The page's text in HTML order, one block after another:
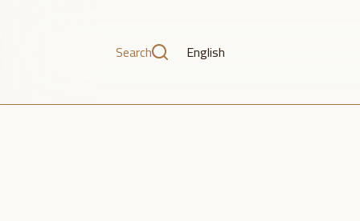
English
Search